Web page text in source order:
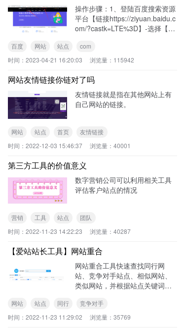
操作步骤：1、登陆百度搜索资源
平台【链接https://ziyuan.baidu.c
om/?castk=LTE%3D】-选择【用
在站点管理中添加绑定网站3、选
择【输入网址
百度 网站 站点
com
时间： 2023-04-21 16:20:03 浏览量： 115942
网站友情链接你链对了吗
友情链接就是指在其他网站上有
自己网站的链接。
网站 站点 首页
友情链接
时间： 2022-12-03 15:46:37 浏览量： 40001
第三方工具的价值意义
数字营销公司可以利用相关工具
评估客户站点的情况
营销 工具 站点
团队
时间： 2022-11-23 14:22:23 浏览量： 40287
【爱站站长工具】网站重合
网站重合工具快速查找同行网
站、竞争对手站点、相似网站、
类似网站，并根据站点关键词排
对手站点的重合数、重合率、被
重合率
网站 站点 同行
竞争对手
时间： 2022-11-23 11:29:02 浏览量： 35769